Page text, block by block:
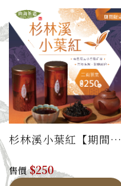
杉林溪小葉紅【期間限
售價$250